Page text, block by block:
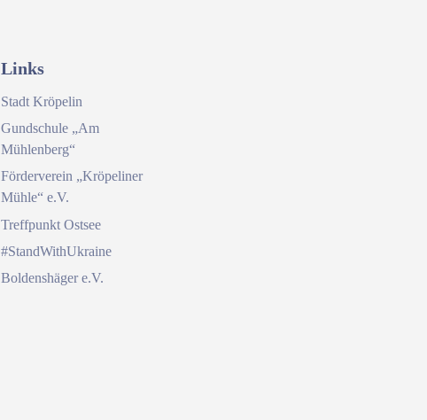
Links
Stadt Kröpelin
Gundschule „Am
Mühlenberg“
Förderverein „Kröpeliner
Mühle“ e.V.
Treffpunkt Ostsee
#StandWithUkraine
Boldenshäger e.V.